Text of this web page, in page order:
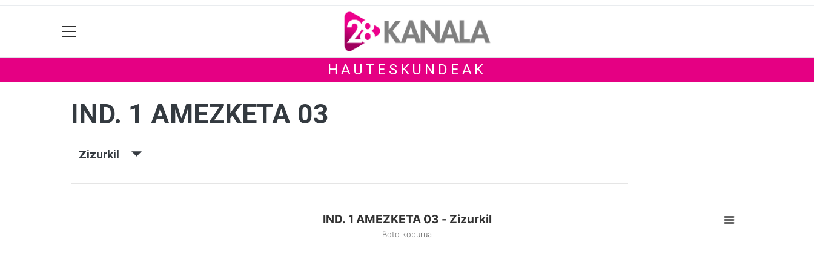
HAUTESKUNDEAK
IND. 1 AMEZKETA 03
Zizurkil
IND. 1 AMEZKETA 03 - Zizurkil
Boto kopurua